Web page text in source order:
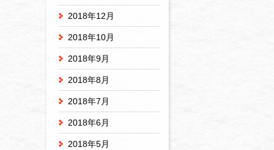
2018年12月
2018年10月
2018年9月
2018年8月
2018年7月
2018年6月
2018年5月